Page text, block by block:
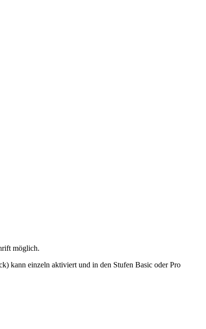
möglich.
kann einzeln aktiviert und in den Stufen Basic oder Pro